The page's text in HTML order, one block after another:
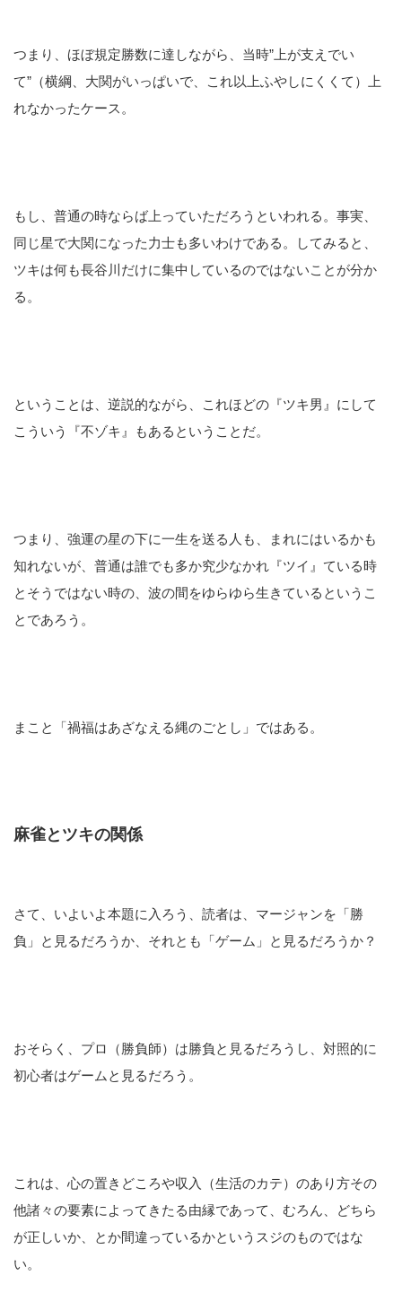
つまり、ほぼ規定勝数に達しながら、当時”上が支えでい
て”（横綱、大関がいっぱいで、これ以上ふやしにくくて）上
れなかったケース。
もし、普通の時ならば上っていただろうといわれる。事実、
同じ星で大関になった力士も多いわけである。してみると、
ツキは何も長谷川だけに集中しているのではないことが分か
る。
ということは、逆説的ながら、これほどの『ツキ男』にして
こういう『不ゾキ』もあるということだ。
つまり、強運の星の下に一生を送る人も、まれにはいるかも
知れないが、普通は誰でも多か究少なかれ『ツイ』ている時
とそうではない時の、波の間をゆらゆら生きているというこ
とであろう。
まこと「禍福はあざなえる縄のごとし」ではある。
麻雀とツキの関係
さて、いよいよ本題に入ろう、読者は、マージャンを「勝
負」と見るだろうか、それとも「ゲーム」と見るだろうか？
おそらく、プロ（勝負師）は勝負と見るだろうし、対照的に
初心者はゲームと見るだろう。
これは、心の置きどころや収入（生活のカテ）のあり方その
他諸々の要素によってきたる由縁であって、むろん、どちら
が正しいか、とか間違っているかというスジのものではな
い。